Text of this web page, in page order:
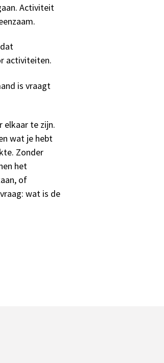
Activiteit
activiteiten.
is vraagt
elkaar te zijn.
wat je hebt
Zonder
het
of
wat is de